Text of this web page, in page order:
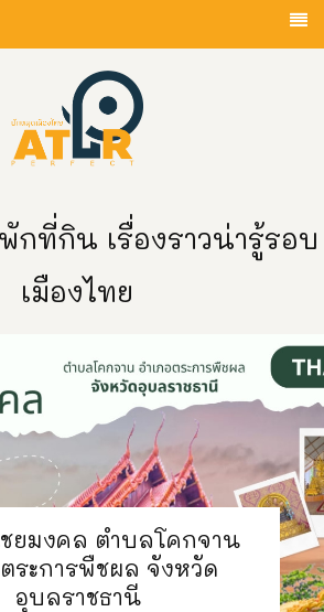
กที่กิน เรื่องราวน่ารู้รอบ
เมืองไทย
ยมงคล ตำบลโคกจาน
ระการพืชผล จังหวัด
อุบลราชธานี